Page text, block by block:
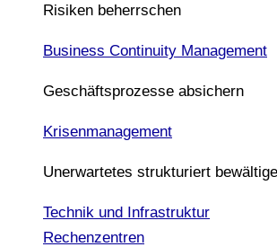
Risiken beherrschen
Business Continuity Management
Geschäftsprozesse absichern
Krisenmanagement
Unerwartetes strukturiert
Technik und Infrastruktur
Rechenzentren